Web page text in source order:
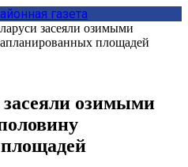
газета
засеяли озимыми
площадей
озимыми